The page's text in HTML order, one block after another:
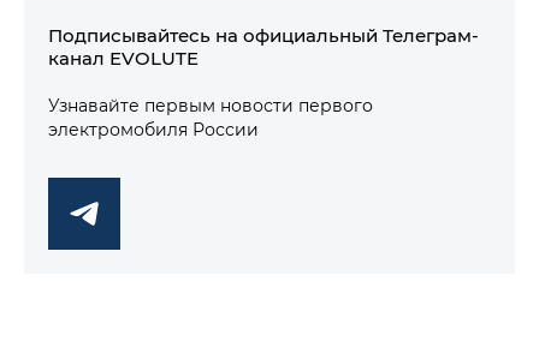
Подписывайтесь на официальный Телеграм-
канал EVOLUTE
Узнавайте первым новости первого
электромобиля России